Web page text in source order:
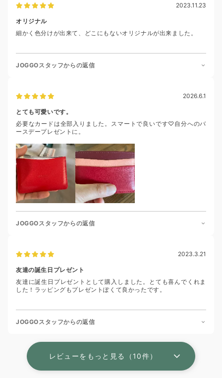
2023.11.23
オリジナル
細かく色分けが出来て、どこにもないオリジナルが出来ました。
JOGGOスタッフからの返信
2026.6.1
とても可愛いです。
必要なカードは全部入りました。スマートで良いです♡自分へのバ
ースデープレゼントに。
JOGGOスタッフからの返信
2023.3.21
友達の誕生日プレゼント
友達に誕生日プレゼントとして購入しました。とても喜んでくれま
した！ラッピングもプレゼントぽくて良かったです。
JOGGOスタッフからの返信
レビューをもっと見る（10件）